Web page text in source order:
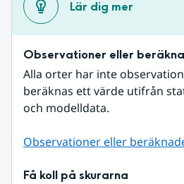
Lär dig mer
Observationer eller
Alla orter har inte
beräknas ett värde utifrån
och modelldata.
Observationer eller
Få koll på skurarna